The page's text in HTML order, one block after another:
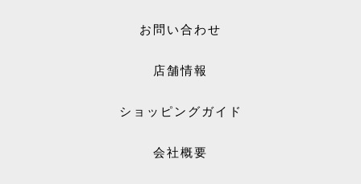
お問い合わせ
店舗情報
ショッピングガイド
会社概要